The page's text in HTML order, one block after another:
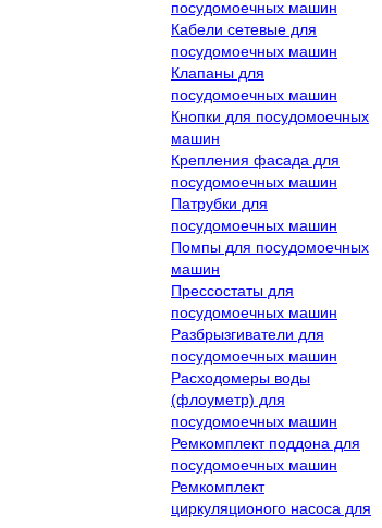
посудомоечных машин
Кабели сетевые для
посудомоечных машин
Клапаны для
посудомоечных машин
Кнопки для посудомоечных
машин
Крепления фасада для
посудомоечных машин
Патрубки для
посудомоечных машин
Помпы для посудомоечных
машин
Прессостаты для
посудомоечных машин
Разбрызгиватели для
посудомоечных машин
Расходомеры воды
(флоуметр) для
посудомоечных машин
Ремкомплект поддона для
посудомоечных машин
Ремкомплект
циркуляционого насоса для